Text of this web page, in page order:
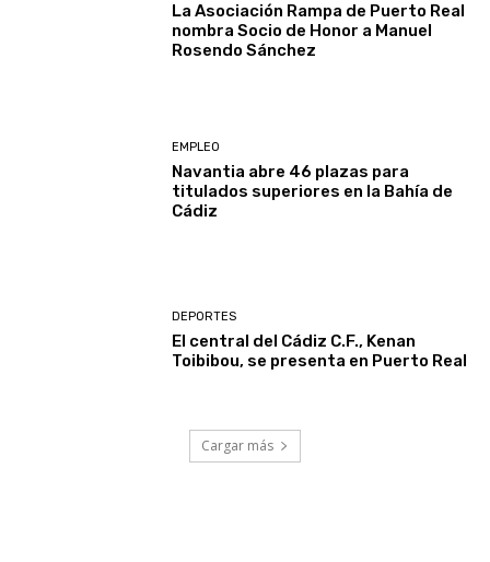
La Asociación Rampa de Puerto Real
nombra Socio de Honor a Manuel
Rosendo Sánchez
EMPLEO
Navantia abre 46 plazas para
titulados superiores en la Bahía de
Cádiz
DEPORTES
El central del Cádiz C.F., Kenan
Toibibou, se presenta en Puerto Real
Cargar más